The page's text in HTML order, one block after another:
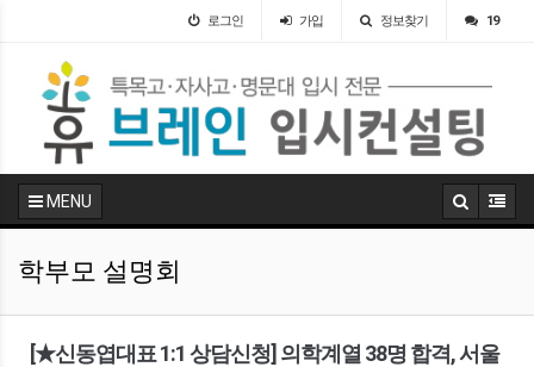
로그인 가입 정보찾기 19
MENU
학부모 설명회
[★신동엽대표 1:1 상담신청] 의학계열 38명 합격, 서울